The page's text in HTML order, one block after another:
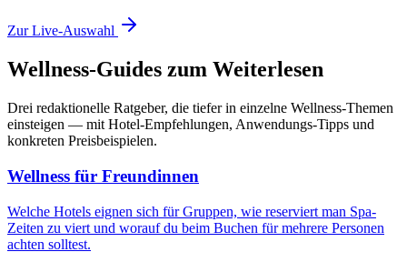
Zur Live-Auswahl
Wellness-Guides zum Weiterlesen
Drei redaktionelle Ratgeber, die tiefer in einzelne Wellness-Themen
einsteigen — mit Hotel-Empfehlungen, Anwendungs-Tipps und
konkreten Preisbeispielen.
Wellness für Freundinnen
Welche Hotels eignen sich für Gruppen, wie reserviert man Spa-
Zeiten zu viert und worauf du beim Buchen für mehrere Personen
achten solltest.